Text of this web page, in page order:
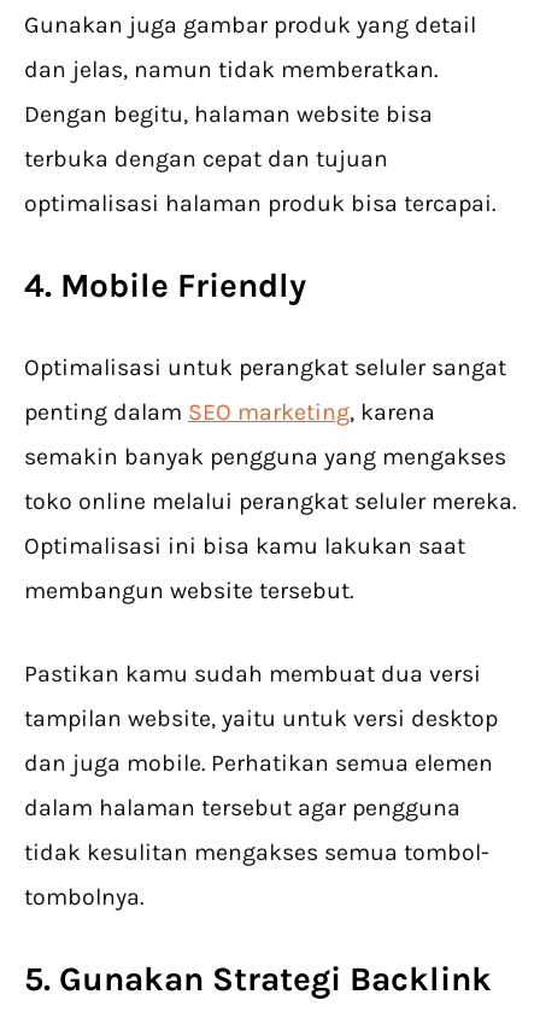
Gunakan juga gambar produk yang detail
dan jelas, namun tidak memberatkan.
Dengan begitu, halaman website bisa
terbuka dengan cepat dan tujuan
optimalisasi halaman produk bisa tercapai.
4. Mobile Friendly
Optimalisasi untuk perangkat seluler sangat
penting dalam SEO marketing, karena
semakin banyak pengguna yang mengakses
toko online melalui perangkat seluler mereka.
Optimalisasi ini bisa kamu lakukan saat
membangun website tersebut.
Pastikan kamu sudah membuat dua versi
tampilan website, yaitu untuk versi desktop
dan juga mobile. Perhatikan semua elemen
dalam halaman tersebut agar pengguna
tidak kesulitan mengakses semua tombol-
tombolnya.
5. Gunakan Strategi Backlink